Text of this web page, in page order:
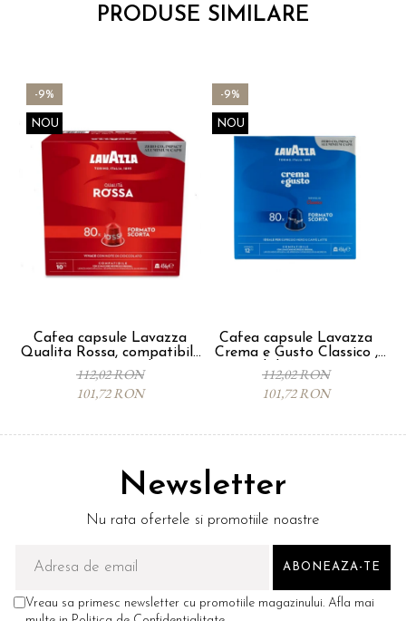
PRODUSE SIMILARE
-9%
NOU
Cafea capsule Lavazza
Qualita Rossa, compatibile
Nespresso, 80 buc
112,02 RON
101,72 RON
-9%
NOU
Cafea capsule Lavazza
Crema e Gusto Classico ,
compatibile Nespresso, 80
buc
112,02 RON
101,72 RON
Newsletter
Nu rata ofertele si promotiile noastre
Vreau sa primesc newsletter cu promotiile magazinului. Afla mai